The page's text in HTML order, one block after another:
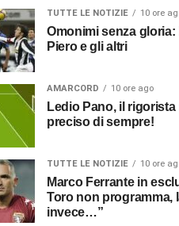
TUTTE LE NOTIZIE 10 ore
Omonimi senza gloria:
Piero e gli altri
AMARCORD 10 ore ago
Ledio Pano, il rigorista
preciso di sempre!
TUTTE LE NOTIZIE 10 ore
Marco Ferrante in
Toro non programma,
invece…”